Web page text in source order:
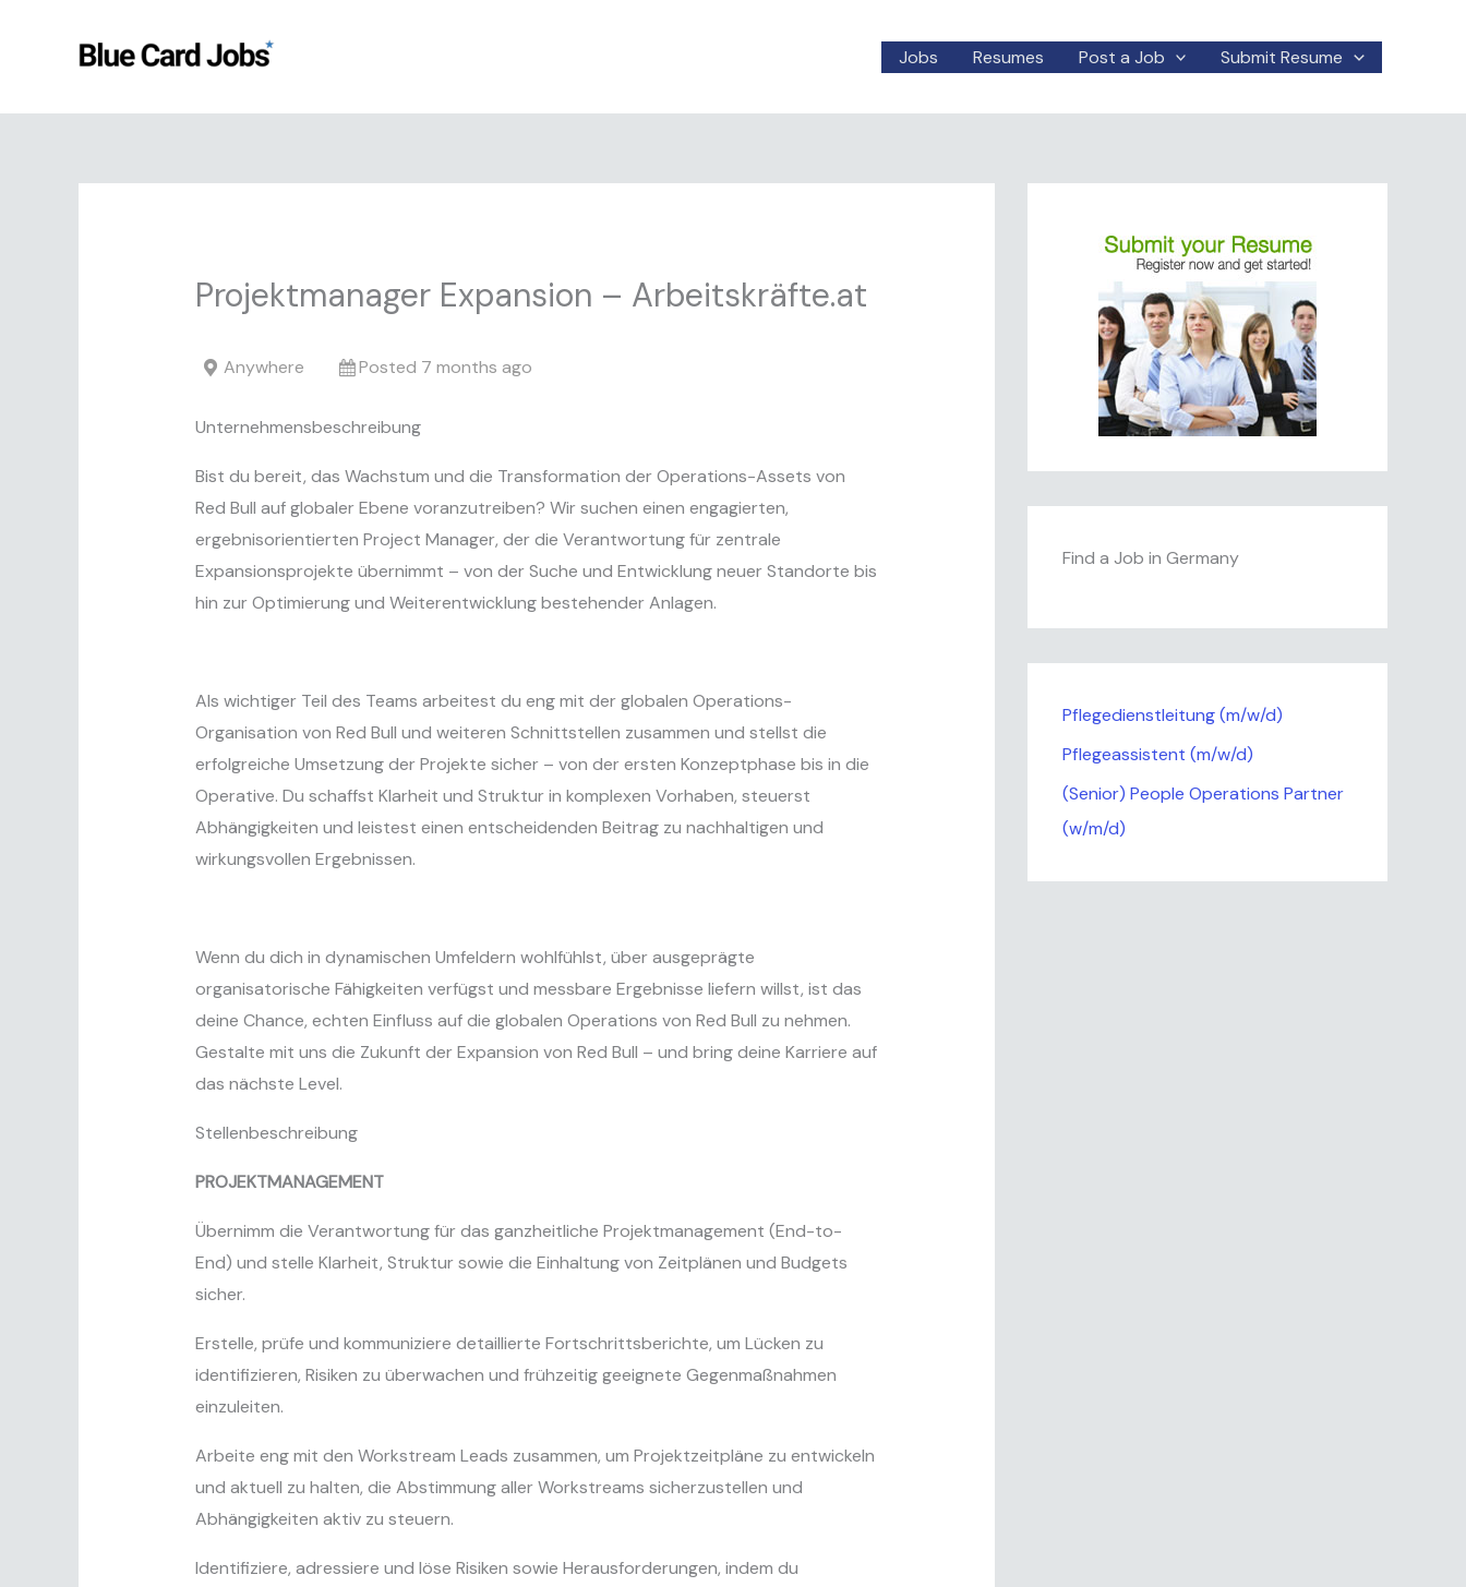
Jobs Resumes Post a Job Submit Resume
Projektmanager Expansion – Arbeitskräfte.at
Anywhere Posted 7 months ago
Unternehmensbeschreibung
Bist du bereit, das Wachstum und die Transformation der Operations-Assets von
Red Bull auf globaler Ebene voranzutreiben? Wir suchen einen engagierten,
ergebnisorientierten Project Manager, der die Verantwortung für zentrale
Expansionsprojekte übernimmt – von der Suche und Entwicklung neuer Standorte bis
hin zur Optimierung und Weiterentwicklung bestehender Anlagen.
Als wichtiger Teil des Teams arbeitest du eng mit der globalen Operations-
Organisation von Red Bull und weiteren Schnittstellen zusammen und stellst die
erfolgreiche Umsetzung der Projekte sicher – von der ersten Konzeptphase bis in die
Operative. Du schaffst Klarheit und Struktur in komplexen Vorhaben, steuerst
Abhängigkeiten und leistest einen entscheidenden Beitrag zu nachhaltigen und
wirkungsvollen Ergebnissen.
Wenn du dich in dynamischen Umfeldern wohlfühlst, über ausgeprägte
organisatorische Fähigkeiten verfügst und messbare Ergebnisse liefern willst, ist das
deine Chance, echten Einfluss auf die globalen Operations von Red Bull zu nehmen.
Gestalte mit uns die Zukunft der Expansion von Red Bull – und bring deine Karriere auf
das nächste Level.
Stellenbeschreibung
PROJEKTMANAGEMENT
Übernimm die Verantwortung für das ganzheitliche Projektmanagement (End-to-
End) und stelle Klarheit, Struktur sowie die Einhaltung von Zeitplänen und Budgets
sicher.
Erstelle, prüfe und kommuniziere detaillierte Fortschrittsberichte, um Lücken zu
identifizieren, Risiken zu überwachen und frühzeitig geeignete Gegenmaßnahmen
einzuleiten.
Arbeite eng mit den Workstream Leads zusammen, um Projektzeitpläne zu entwickeln
und aktuell zu halten, die Abstimmung aller Workstreams sicherzustellen und
Abhängigkeiten aktiv zu steuern.
Identifiziere, adressiere und löse Risiken sowie Herausforderungen, indem du
Find a Job in Germany
Pflegedienstleitung (m/w/d)
Pflegeassistent (m/w/d)
(Senior) People Operations Partner
(w/m/d)